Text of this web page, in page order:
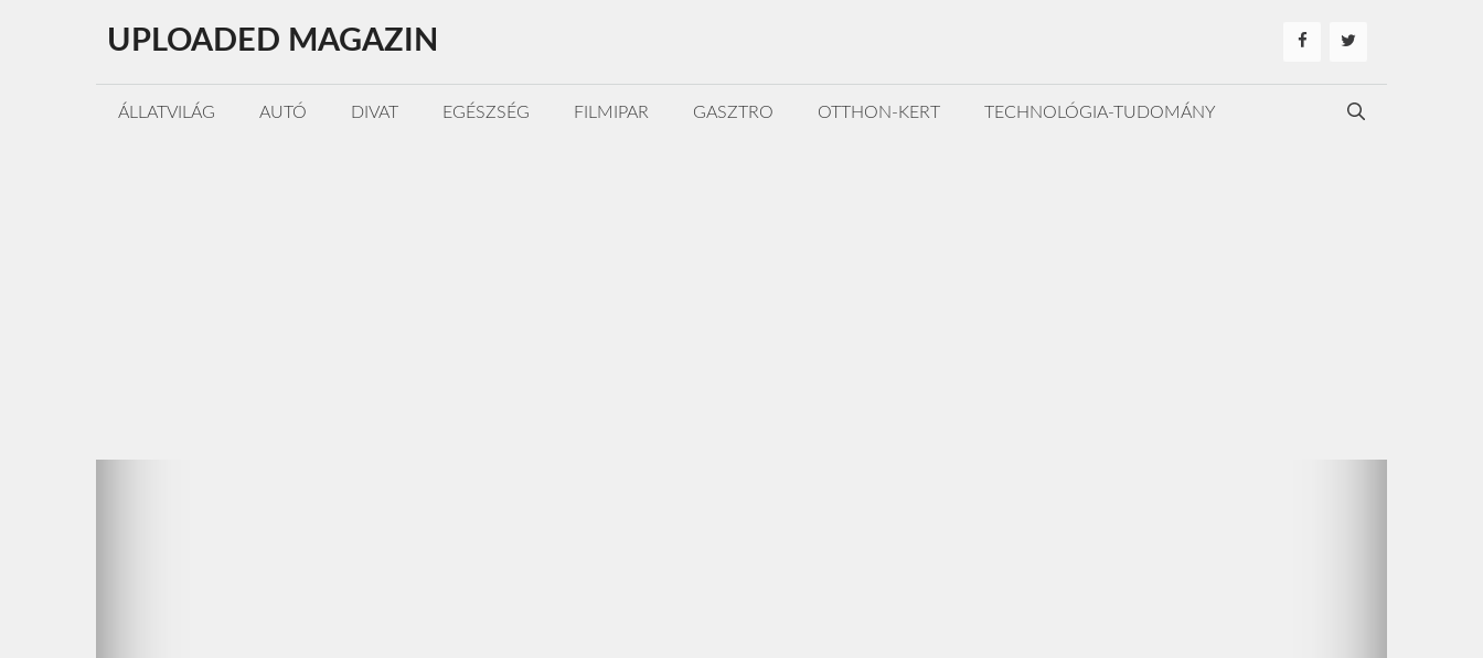
tartalomba
UPLOADED MAGAZIN
ÁLLATVILÁG AUTÓ DIVAT EGÉSZSÉG FILMIPAR GASZTRO OTTHON-KERT TECHNOLÓGIA-TUDOMÁNY